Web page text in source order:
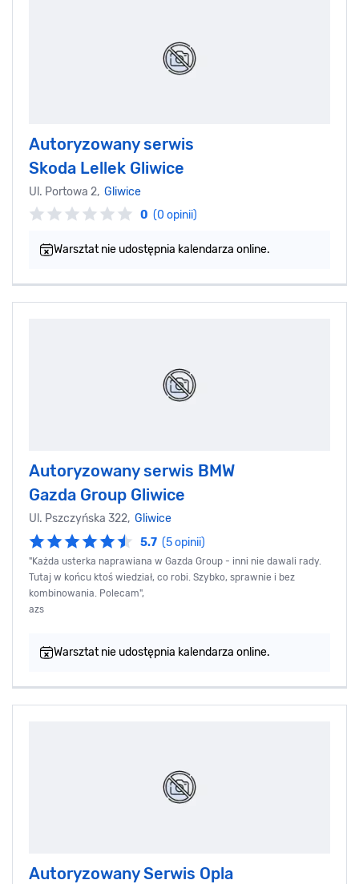
Autoryzowany serwis
Skoda Lellek Gliwice
Ul. Portowa 2, Gliwice
0 (0 opinii)
Warsztat nie udostępnia kalendarza online.
Autoryzowany serwis BMW
Gazda Group Gliwice
Ul. Pszczyńska 322, Gliwice
5.7 (5 opinii)
"Każda usterka naprawiana w Gazda Group - inni nie dawali rady.
Tutaj w końcu ktoś wiedział, co robi. Szybko, sprawnie i bez
kombinowania. Polecam",
azs
Warsztat nie udostępnia kalendarza online.
Autoryzowany Serwis Opla